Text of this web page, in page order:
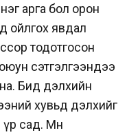
арга бол орон
ойлгох явдал
тодотгосон
сэтгэлгээндээ
Бид дэлхийн
хувьд дэлхийг
сад. Мөн